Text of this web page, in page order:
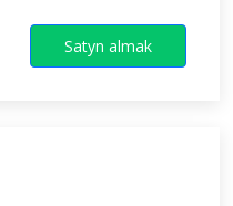
Satyn almak